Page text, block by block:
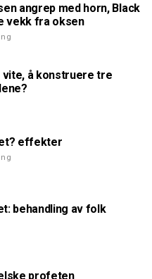
angrep med horn, Black
vekk fra oksen
vite, å konstruere tre
effekter
behandling av folk
profeten